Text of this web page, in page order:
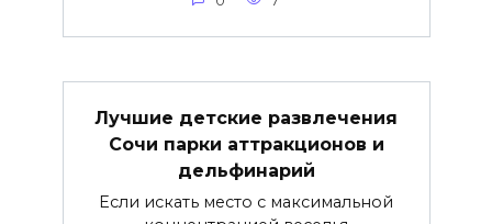
Лучшие детские развлечения
Сочи парки аттракционов и
дельфинарий
Если искать место с максимальной